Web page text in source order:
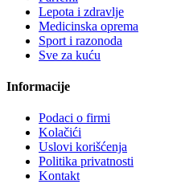
Lepota i zdravlje
Medicinska oprema
Sport i razonoda
Sve za kuću
Informacije
Podaci o firmi
Kolačići
Uslovi korišćenja
Politika privatnosti
Kontakt